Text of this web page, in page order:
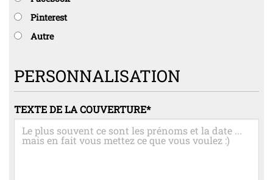
Pinterest
Autre
PERSONNALISATION
TEXTE DE LA COUVERTURE*